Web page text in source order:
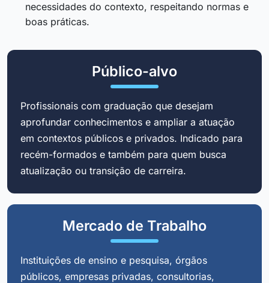
necessidades do contexto, respeitando normas e
boas práticas.
Público-alvo
Profissionais com graduação que desejam
aprofundar conhecimentos e ampliar a atuação
em contextos públicos e privados. Indicado para
recém-formados e também para quem busca
atualização ou transição de carreira.
Mercado de Trabalho
Instituições de ensino e pesquisa, órgãos
públicos, empresas privadas, consultorias,